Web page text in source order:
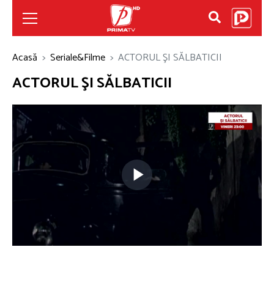
Acasă Seriale&Filme ACTORUL ŞI SĂLBATICII
ACTORUL ŞI SĂLBATICII
Play
Video